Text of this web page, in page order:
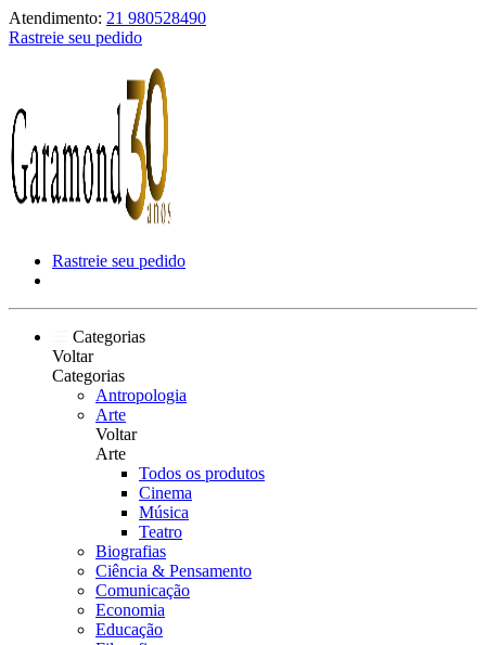
Atendimento: 21 980528490
Rastreie seu pedido
Rastreie seu pedido
Categorias
Voltar
Categorias
Antropologia
Arte
Voltar
Arte
Todos os produtos
Cinema
Música
Teatro
Biografias
Ciência & Pensamento
Comunicação
Economia
Educação